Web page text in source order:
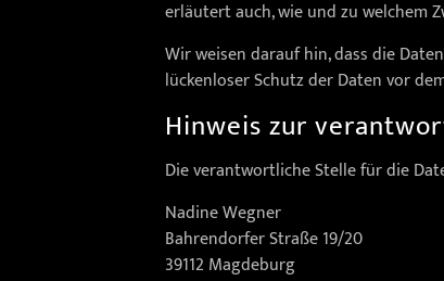
erläutert auch, wie und zu welchem
Wir weisen darauf hin, dass die
lückenloser Schutz der Daten vor
Hinweis zur
Die verantwortliche Stelle für die
Nadine Wegner
Bahrendorfer Straße 19/20
39112 Magdeburg